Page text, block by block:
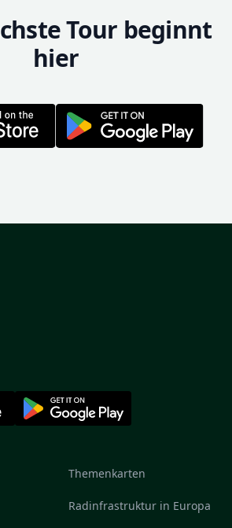
Tour beginnt
hier
Themenkarten
Radinfrastruktur in Europa